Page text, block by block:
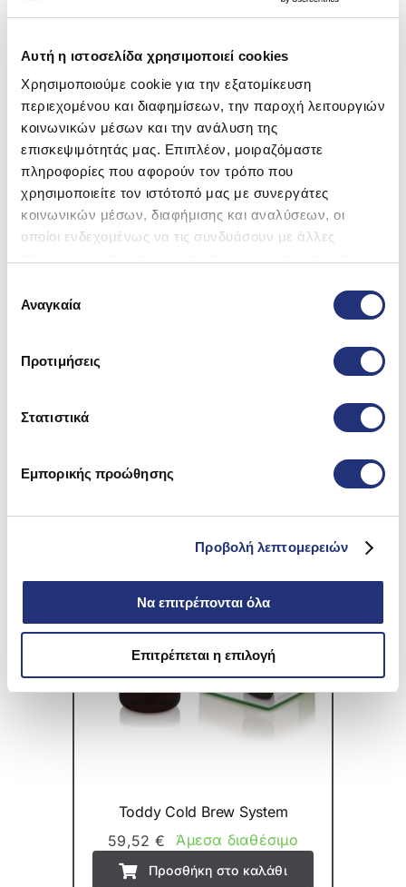
Αυτή η ιστοσελίδα χρησιμοποιεί cookies
Χρησιμοποιούμε cookie για την εξατομίκευση
περιεχομένου και διαφημίσεων, την παροχή λειτουργιών
κοινωνικών μέσων και την ανάλυση της
επισκεψιμότητάς μας. Επιπλέον, μοιραζόμαστε
πληροφορίες που αφορούν τον τρόπο που
χρησιμοποιείτε τον ιστότοπό μας με συνεργάτες
κοινωνικών μέσων, διαφήμισης και αναλύσεων, οι
οποίοι ενδεχομένως να τις συνδυάσουν με άλλες
των υπηρεσιών τους.
συγκατάθεσης
Αναγκαία
Προτιμήσεις
Στατιστικά
Εμπορικής προώθησης
Προβολή λεπτομερειών
Να επιτρέπονται όλα
Επιτρέπεται η επιλογή
Toddy Cold Brew System
59,52 € Άμεσα διαθέσιμο
Προσθήκη στο καλάθι